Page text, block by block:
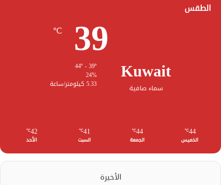
الطقس
Kuwait
سماء صافية
39
℃
24%
5.33 كيلومتر/ساعة
44
℃
الخميس
44
℃
الجمعة
41
℃
السبت
42
℃
الأحد
الأخيرة